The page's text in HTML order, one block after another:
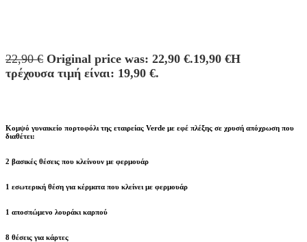
22,90€ Original price was: 22,90 €.19,90 €Η
τρέχουσα τιμή είναι: 19,90 €.
Κομψό γυναικείο πορτοφόλι της εταιρείας Verde με εφέ πλέξης σε χρυσή απόχρωση που
διαθέτει:
2 βασικές θέσεις που κλείνουν με φερμουάρ
1 εσωτερική θέση για κέρματα που κλείνει με φερμουάρ
1 αποσπώμενο λουράκι καρπού
8 θέσεις για κάρτες